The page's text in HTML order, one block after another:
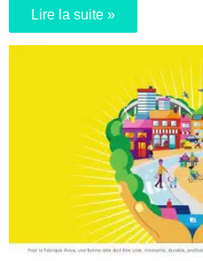
Lire la suite »